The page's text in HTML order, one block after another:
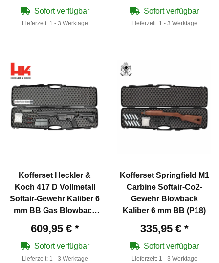
Sofort verfügbar
Lieferzeit: 1 - 3 Werktage
Sofort verfügbar
Lieferzeit: 1 - 3 Werktage
Kofferset Heckler &
Koch 417 D Vollmetall
Softair-Gewehr Kaliber 6
mm BB Gas Blowback
609,95 € *
Sofort verfügbar
Lieferzeit: 1 - 3 Werktage
Kofferset Springfield M1
Carbine Softair-Co2-
Gewehr Blowback
Kaliber 6 mm BB (P18)
335,95 € *
Sofort verfügbar
Lieferzeit: 1 - 3 Werktage